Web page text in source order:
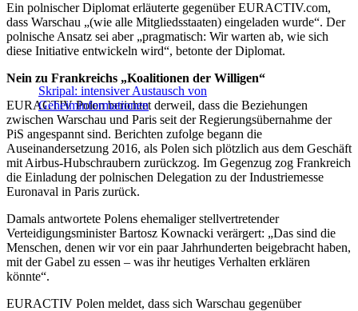
Ein polnischer Diplomat erläuterte gegenüber EURACTIV.com,
dass Warschau „(wie alle Mitgliedsstaaten) eingeladen wurde“. Der
polnische Ansatz sei aber „pragmatisch: Wir warten ab, wie sich
diese Initiative entwickeln wird“, betonte der Diplomat.
Skripal: intensiver Austausch von
Geheiminformationen
Nein zu Frankreichs „Koalitionen der Willigen“
EURACTIV Polen berichtet derweil, dass die Beziehungen
zwischen Warschau und Paris seit der Regierungsübernahme der
PiS angespannt sind. Berichten zufolge begann die
Auseinandersetzung 2016, als Polen sich plötzlich aus dem Geschäft
mit Airbus-Hubschraubern zurückzog. Im Gegenzug zog Frankreich
die Einladung der polnischen Delegation zu der Industriemesse
Euronaval in Paris zurück.
Damals antwortete Polens ehemaliger stellvertretender
Verteidigungsminister Bartosz Kownacki verärgert: „Das sind die
Menschen, denen wir vor ein paar Jahrhunderten beigebracht haben,
mit der Gabel zu essen – was ihr heutiges Verhalten erklären
könnte“.
EURACTIV Polen meldet, dass sich Warschau gegenüber